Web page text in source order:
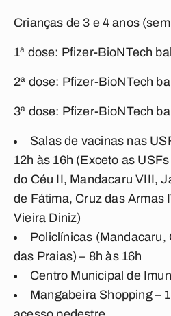
Crianças de 3 e 4 anos
1ª dose: Pfizer-BioNTech
2ª dose: Pfizer-BioNTech
3ª dose: Pfizer-BioNTech
Salas de vacinas nas
12h às 16h (Exceto as
do Céu II, Mandacaru VIII,
de Fátima, Cruz das Armas
Vieira Diniz)
Policlínicas (Mandacaru,
das Praias) – 8h às 16h
Centro Municipal de
Mangabeira Shopping –